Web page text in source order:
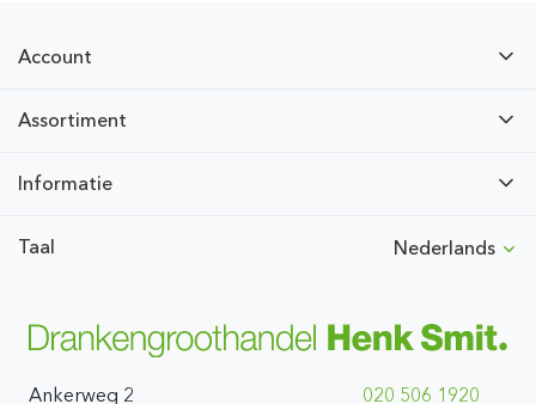
Account
Assortiment
Informatie
Taal Nederlands
Ankerweg 2 020 506 1920